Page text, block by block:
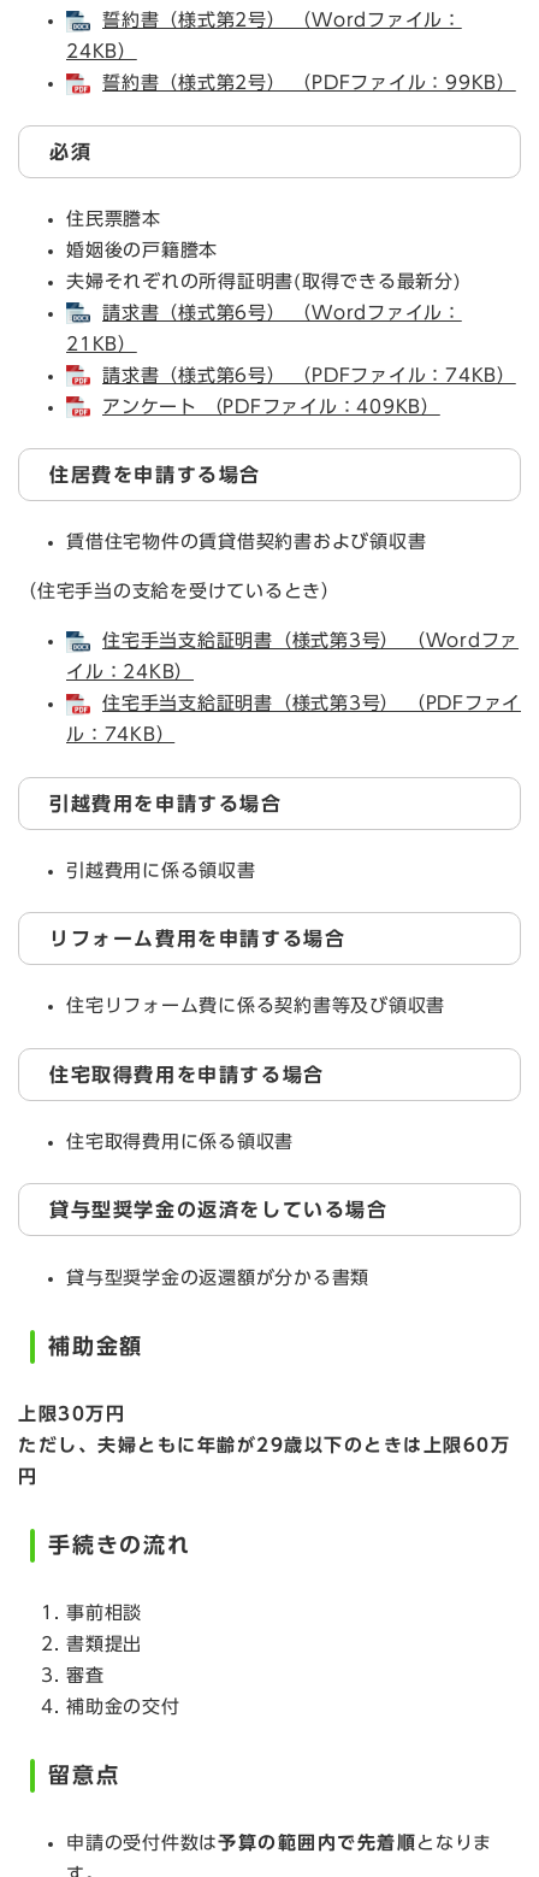
誓約書（様式第2号） （Wordファイル：
24KB）
誓約書（様式第2号） （PDFファイル：99KB）
必須
住民票謄本
婚姻後の戸籍謄本
夫婦それぞれの所得証明書(取得できる最新分)
請求書（様式第6号） （Wordファイル：
21KB）
請求書（様式第6号） （PDFファイル：74KB）
アンケート （PDFファイル：409KB）
住居費を申請する場合
賃借住宅物件の賃貸借契約書および領収書
（住宅手当の支給を受けているとき）
住宅手当支給証明書（様式第3号） （Wordファ
イル：24KB）
住宅手当支給証明書（様式第3号） （PDFファイ
ル：74KB）
引越費用を申請する場合
引越費用に係る領収書
リフォーム費用を申請する場合
住宅リフォーム費に係る契約書等及び領収書
住宅取得費用を申請する場合
住宅取得費用に係る領収書
貸与型奨学金の返済をしている場合
貸与型奨学金の返還額が分かる書類
補助金額
上限30万円
ただし、夫婦ともに年齢が29歳以下のときは上限60万
円
手続きの流れ
事前相談
書類提出
審査
補助金の交付
留意点
申請の受付件数は予算の範囲内で先着順 となりま
す。